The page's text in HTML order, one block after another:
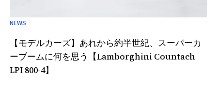
NEWS
【モデルカーズ】あれから約半世紀、スーパーカ
ーブームに何を思う【Lamborghini Countach
LPI 800-4】